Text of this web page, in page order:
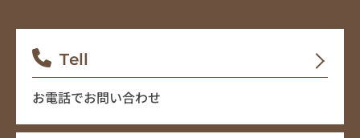
Tell
お電話でお問い合わせ